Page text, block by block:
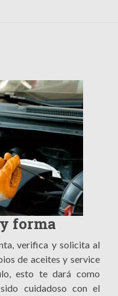
forma
verifica y solicita al
de aceites y service
esto te dará como
cuidadoso con el